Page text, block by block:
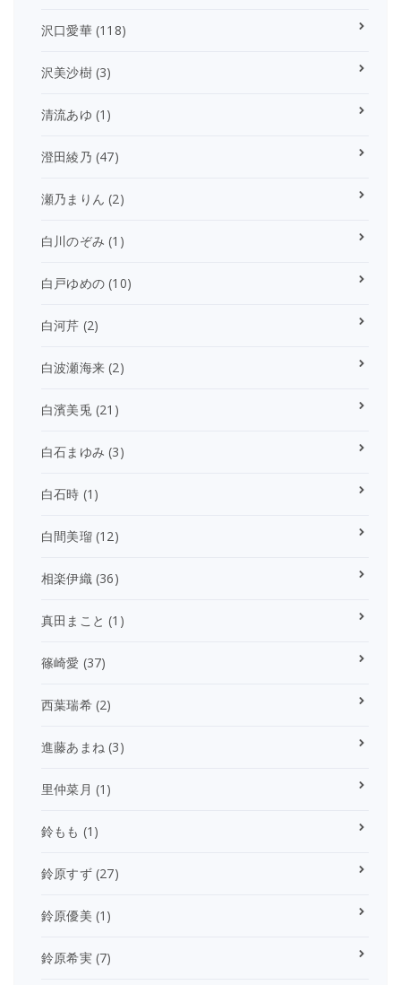
沢口愛華(118)
沢美沙樹(3)
清流あゆ (1)
澄田綾乃 (47)
瀬乃まりん (2)
白川のぞみ (1)
白戸ゆめの (10)
白河芹 (2)
白波瀬海来 (2)
白濱美兎(21)
白石まゆみ (3)
白石時 (1)
白間美瑠(12)
相楽伊織(36)
真田まこと (1)
篠崎愛 (37)
西葉瑞希(2)
進藤あまね (3)
里仲菜月 (1)
鈴もも (1)
鈴原すず(27)
鈴原優美 (1)
鈴原希実(7)